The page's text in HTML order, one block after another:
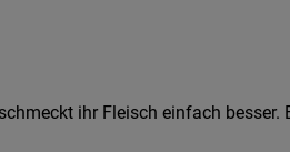
ihr Fleisch einfach